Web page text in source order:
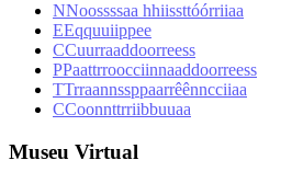
NNoossssaa hhiissttóórriiaa
EEqquuiippee
CCuurraaddoorreess
PPaattrroocciinnaaddoorreess
TTrraannssppaarrêênncciiaa
CCoonnttrriibbuuaa
Museu Virtual